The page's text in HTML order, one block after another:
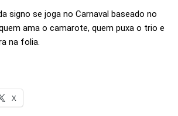
signo se joga no Carnaval baseado no
ama o camarote, quem puxa o trio e
na folia.
X